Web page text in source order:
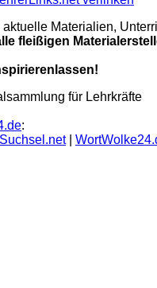
Materialien,
fleißigen
für Lehrkräfte
:
Suchsel.net|